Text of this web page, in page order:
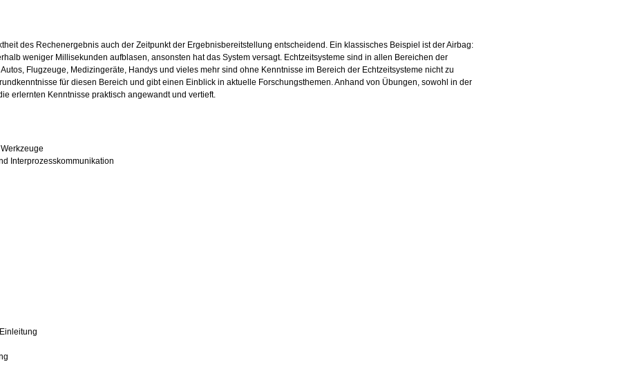
des Rechenergebnis auch der Zeitpunkt der Ergebnisbereitstellung entscheidend. Ein klassisches Beispiel ist der Airbag:
weniger Millisekunden aufblasen, ansonsten hat das System versagt. Echtzeitsysteme sind in allen Bereichen der
Flugzeuge, Medizingeräte, Handys und vieles mehr sind ohne Kenntnisse im Bereich der Echtzeitsysteme nicht zu
für diesen Bereich und gibt einen Einblick in aktuelle Forschungsthemen. Anhand von Übungen, sowohl in der
erlernten Kenntnisse praktisch angewandt und vertieft.
Interprozesskommunikation